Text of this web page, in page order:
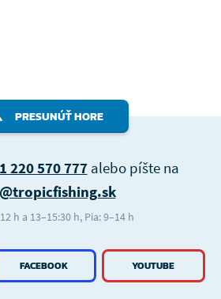
PRESUNÚŤ HORE
FACEBOOK YOUTUBE
220 570 777alebo píšte na
h a 13–15:30 h, Pia: 9–14 h